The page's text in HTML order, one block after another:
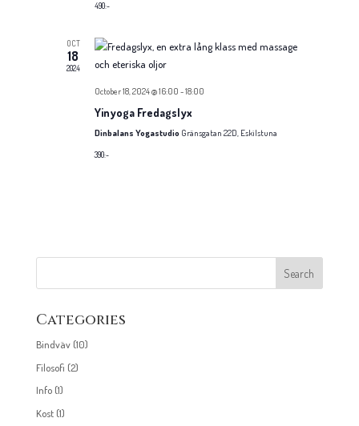
490:-
OCT
18
2024
October 18, 2024 @ 16:00 -18:00
Yinyoga Fredagslyx
Dinbalans Yogastudio Gränsgatan 22D, Eskilstuna
390:-
Categories
Bindväv(10)
Filosofi (2)
Info(1)
Kost(1)